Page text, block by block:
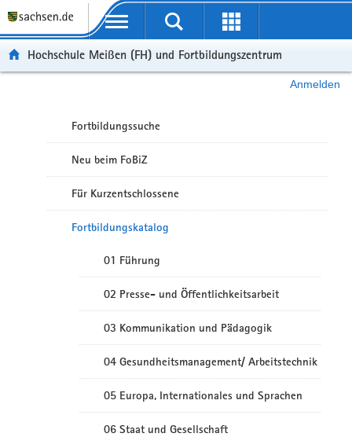
Portalübergreifende Navigation
Hochschule Meißen (FH) und Fortbildungszentrum
Anmelden
Fortbildungssuche
Neu beim FoBiZ
Für Kurzentschlossene
Fortbildungskatalog
01 Führung
02 Presse- und Öffentlichkeitsarbeit
03 Kommunikation und Pädagogik
04 Gesundheitsmanagement/ Arbeitstechnik
05 Europa, Internationales und Sprachen
06 Staat und Gesellschaft